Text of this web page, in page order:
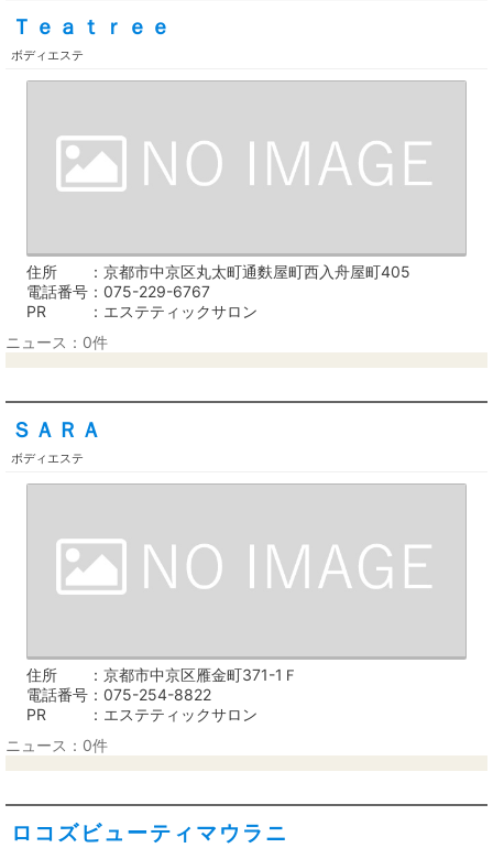
Ｔｅａｔｒｅｅ
ボディエステ
住所
京都市中京区丸太町通麩屋町西入舟屋町405
電話番号
075-229-6767
PR
エステティックサロン
ニュース：0件
ＳＡＲＡ
ボディエステ
住所
京都市中京区雁金町371-1Ｆ
電話番号
075-254-8822
PR
エステティックサロン
ニュース：0件
ロコズビューティマウラニ